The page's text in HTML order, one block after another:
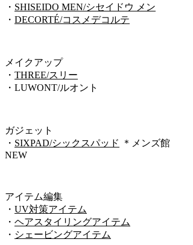
・ SHISEIDO MEN/シセイドウ メン
・ DECORTÉ/コスメデコルテ
メイクアップ
・ THREE/スリー
・LUWONT/ルオント
ガジェット
・ SIXPAD/シックスパッド
＊メンズ館
NEW
アイテム編集
・ UV対策アイテム
・ ヘアスタイリングアイテム
・ シェービングアイテム